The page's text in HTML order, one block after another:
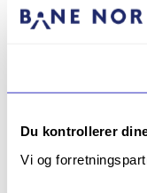
Du kontrollerer
Vi og